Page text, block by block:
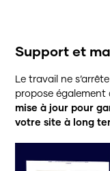
Support et
Le travail ne
propose également
mise à jour pour
votre site à long